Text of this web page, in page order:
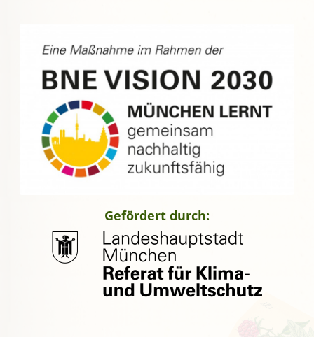
Gefördert durch: